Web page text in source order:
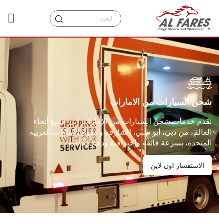
شحن السيارات من الامارات
نقدم خدمات شحن السيارات من الإمارات إلى جميع أنحاء
العالم، من دبي، أبو ظبي، الشارقة وعموم الإمارات العربية
المتحدة، بسرعة فائقة واحترافية ودقة متناهية...
الاستفسار اون لاين